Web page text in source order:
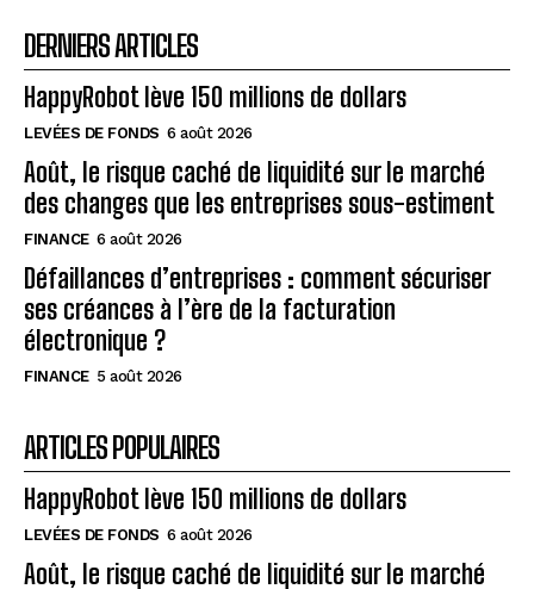
DERNIERS ARTICLES
HappyRobot lève 150 millions de dollars
LEVÉES DE FONDS 6 août 2026
Août, le risque caché de liquidité sur le marché
des changes que les entreprises sous-estiment
FINANCE 6 août 2026
Défaillances d’entreprises : comment sécuriser
ses créances à l’ère de la facturation
électronique ?
FINANCE 5 août 2026
ARTICLES POPULAIRES
HappyRobot lève 150 millions de dollars
LEVÉES DE FONDS 6 août 2026
Août, le risque caché de liquidité sur le marché